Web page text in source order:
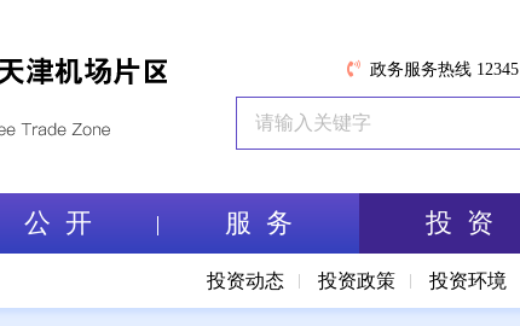
政务服务热线 12345
公 开 服 务 投 资
投资动态 投资政策 投资环境